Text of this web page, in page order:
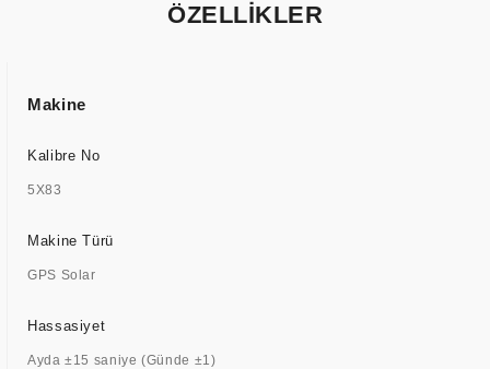
ÖZELLİKLER
Makine
Kalibre No
5X83
Makine Türü
GPS Solar
Hassasiyet
Ayda ±15 saniye (Günde ±1)